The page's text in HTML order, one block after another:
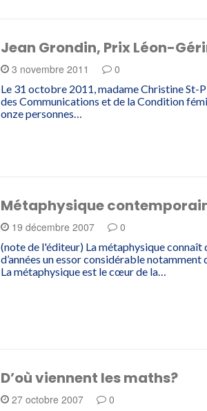
Jean Grondin, Prix Léon-
3 novembre 2011 0
Le 31 octobre 2011, madame Christine St-
des Communications et de la Condition
onze personnes…
Métaphysique
19 décembre 2007 0
(note de l'éditeur) La métaphysique connaît
d’années un essor considérable
La métaphysique est le cœur de la…
D’où viennent les maths?
27 octobre 2007 0